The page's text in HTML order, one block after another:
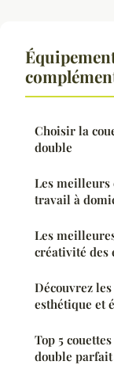
Choisir la
double
Les meilleurs
travail à
Les
créativité des
Découvrez
esthétique et
Top 5
double parfait